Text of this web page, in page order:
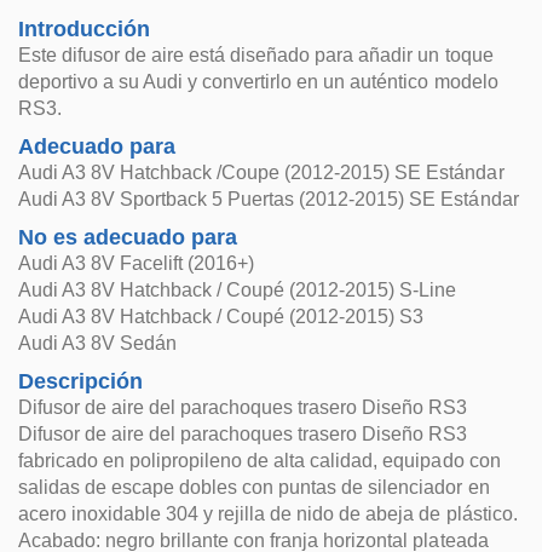
Introducción
Este difusor de aire está diseñado para añadir un toque
deportivo a su Audi y convertirlo en un auténtico modelo
RS3.
Adecuado para
Audi A3 8V Hatchback /Coupe (2012-2015) SE Estándar
Audi A3 8V Sportback 5 Puertas (2012-2015) SE Estándar
No es adecuado para
Audi A3 8V Facelift (2016+)
Audi A3 8V Hatchback / Coupé (2012-2015) S-Line
Audi A3 8V Hatchback / Coupé (2012-2015) S3
Audi A3 8V Sedán
Descripción
Difusor de aire del parachoques trasero Diseño RS3
Difusor de aire del parachoques trasero Diseño RS3
fabricado en polipropileno de alta calidad, equipado con
salidas de escape dobles con puntas de silenciador en
acero inoxidable 304 y rejilla de nido de abeja de plástico.
Acabado: negro brillante con franja horizontal plateada